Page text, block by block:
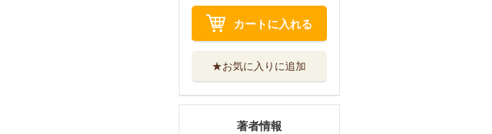
カートに入れる
★お気に入りに追加
著者情報